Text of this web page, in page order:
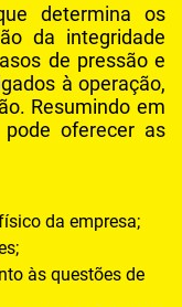
PARAFUSO
SCHULZ
DE AR
determina os
da integridade
de pressão e
à operação,
Resumindo em
oferecer as
da empresa;
às questões de